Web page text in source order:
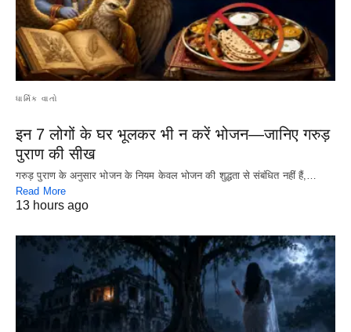
ધાર્મિક વાતો
इन 7 लोगों के घर भूलकर भी न करें भोजन—जानिए गरुड़
पुराण की सीख
गरुड़ पुराण के अनुसार भोजन के नियम केवल भोजन की शुद्धता से संबंधित नहीं हैं,…
Read More
13 hours ago